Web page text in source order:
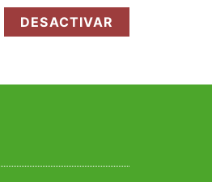
DESACTIVAR